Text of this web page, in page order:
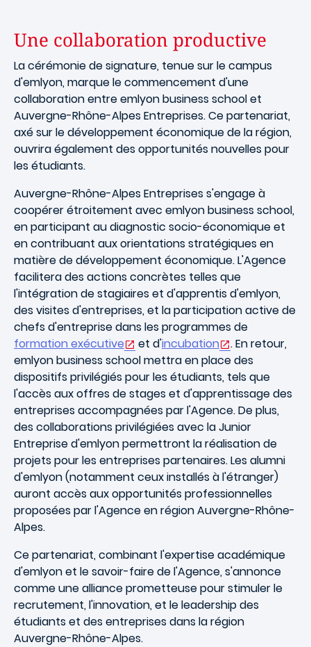
Une collaboration productive
La cérémonie de signature, tenue sur le campus
d'emlyon, marque le commencement d'une
collaboration entre emlyon business school et
Auvergne-Rhône-Alpes Entreprises. Ce partenariat,
axé sur le développement économique de la région,
ouvrira également des opportunités nouvelles pour
les étudiants.
Auvergne-Rhône-Alpes Entreprises s'engage à
coopérer étroitement avec emlyon business school,
en participant au diagnostic socio-économique et
en contribuant aux orientations stratégiques en
matière de développement économique. L'Agence
facilitera des actions concrètes telles que
l'intégration de stagiaires et d'apprentis d'emlyon,
des visites d'entreprises, et la participation active de
chefs d'entreprise dans les programmes de
formation exécutive
et d'incubation
. En retour,
emlyon business school mettra en place des
dispositifs privilégiés pour les étudiants, tels que
l'accès aux offres de stages et d'apprentissage des
entreprises accompagnées par l'Agence. De plus,
des collaborations privilégiées avec la Junior
Entreprise d'emlyon permettront la réalisation de
projets pour les entreprises partenaires. Les alumni
d'emlyon (notamment ceux installés à l'étranger)
auront accès aux opportunités professionnelles
proposées par l'Agence en région Auvergne-Rhône-
Alpes.
Ce partenariat, combinant l'expertise académique
d'emlyon et le savoir-faire de l'Agence, s'annonce
comme une alliance prometteuse pour stimuler le
recrutement, l'innovation, et le leadership des
étudiants et des entreprises dans la région
Auvergne-Rhône-Alpes.